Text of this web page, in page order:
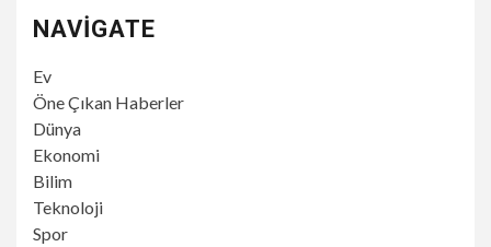
NAVIGATE
Ev
Öne Çıkan Haberler
Dünya
Ekonomi
Bilim
Teknoloji
Spor